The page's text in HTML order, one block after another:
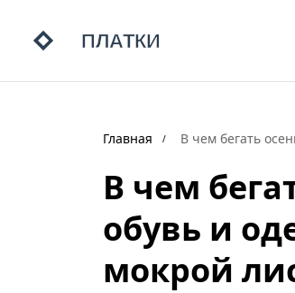
Главная В чем бегать
В чем
обувь и
мокрой